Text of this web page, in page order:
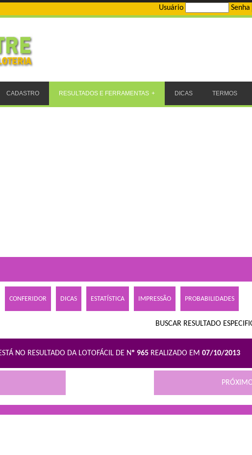
Usuário Senha
CADASTRO RESULTADOS E FERRAMENTAS DICAS TERMOS
CONFERIDOR DICAS ESTATÍSTICA IMPRESSÃO PROBABILIDADES
BUSCAR RESULTADO
NO RESULTADO DA LOTOFÁCIL DE Nº 965 REALIZADO EM 07/10/2013